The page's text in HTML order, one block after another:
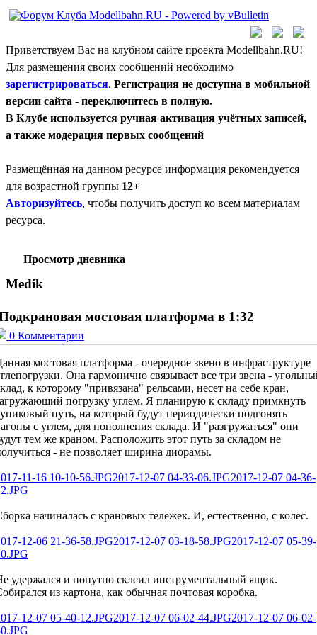
Приветствуем Вас на клубном сайте проекта Modellbahn.RU!
Для размещения своих сообщений необходимо
зарегистрироваться. Регистрация не доступна в мобильной
версии сайта - переключитесь в полную.
В Клубе используется ручная активация учётных записей,
а также модерация первых сообщений
Размещённая на данном ресурсе информация рекомендуется
для возрастной группы 12+
Авторизуйтесь, чтобы получить доступ ко всем материалам
ресурса.
Просмотр дневника
Medik
мостовая платформа в 1:32
0 Комментарии
мостовая платформа - очередное звено в инфраструктуре
Она гармонично связывает все три звена -
к которому "привязана" рельсами, несет на себе кран,
погрузку углем. Я планирую к складу примкнуть
путь, на который будут периодически подгонять
с углем, для пополнения склада. И "разгружаться" они
тем же краном. Расположить этот путь за складом не
- не позволяет ширина диорамы.
11-16 10-10-56.JPG2017-12-07 04-33-06.JPG2017-12-07 04-36-
начиналась с крановых тележек. И, естественно, с колес.
12-06 21-36-58.JPG2017-12-07 03-18-58.JPG2017-12-07 05-39-
удержался и попутно склеил инструментальный ящик.
из картона, как обычная почтовая коробка.
12-07 05-40-12.JPG2017-12-07 06-02-44.JPG2017-12-07 06-02-